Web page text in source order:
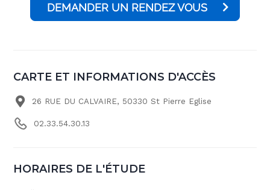
DEMANDER UN RENDEZ VOUS
CARTE ET INFORMATIONS D'ACCÈS
26 RUE DU CALVAIRE, 50330 St Pierre Eglise
02.33.54.30.13
HORAIRES DE L'ÉTUDE